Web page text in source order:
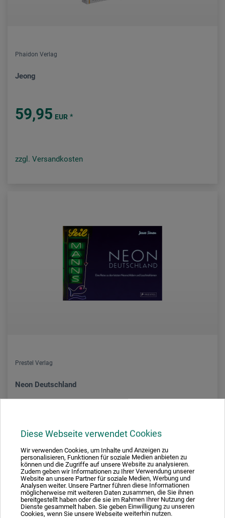
Diese Webseite verwendet Cookies
Wir verwenden Cookies, um Inhalte und Anzeigen zu
personalisieren, Funktionen für soziale Medien anbieten zu
können und die Zugriffe auf unsere Website zu analysieren.
Zudem geben wir Informationen zu Ihrer Verwendung unserer
Website an unsere Partner für soziale Medien, Werbung und
Analysen weiter. Unsere Partner führen diese Informationen
möglicherweise mit weiteren Daten zusammen, die Sie ihnen
bereitgestellt haben oder die sie im Rahmen Ihrer Nutzung der
Dienste gesammelt haben. Sie geben Einwilligung zu unseren
Cookies, wenn Sie unsere Webseite weiterhin nutzen.
Phaidon Verlag
Jeong
59,95 EUR *
zzgl. Versandkosten
Prestel Verlag
Neon Deutschland
zzgl. Versandkosten